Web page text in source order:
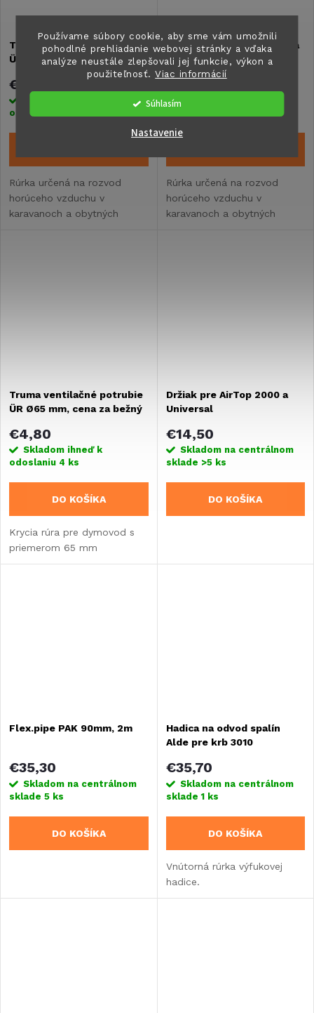
Používame súbory cookie, aby sme vám umožnili
pohodlné prehliadanie webovej stránky a vďaka
analýze neustále zlepšovali jej funkcie, výkon a
použiteľnosť.Viac informácií
Súhlasím
Nastavenie
Teplovzdušná rúrka Truma
ÜR3 65 – 2 metre
€9,60
odoslaniu
Rúrka určená na rozvod
horúceho vzduchu v
karavanoch a obytných
Teplovzdušná rúrka Truma
ÜR3 65 – 5 metrov
€24
Skladom ihneď k
Rúrka určená na rozvod
horúceho vzduchu v
karavanoch a obytných
Truma ventilačné potrubie
ÜR Ø65 mm, cena za bežný
€4,80
Skladom ihneď k
odoslaniu 4 ks
DO KOŠÍKA
Krycia rúra pre dymovod s
priemerom 65 mm
Držiak pre AirTop 2000 a
Universal
€14,50
Skladom na centrálnom
sklade >5 ks
DO KOŠÍKA
Flex.pipe PAK 90mm, 2m
€35,30
Skladom na centrálnom
sklade 5 ks
DO KOŠÍKA
Hadica na odvod spalín
Alde pre krb 3010
€35,70
Skladom na centrálnom
sklade1 ks
DO KOŠÍKA
Vnútorná rúrka výfukovej
hadice.